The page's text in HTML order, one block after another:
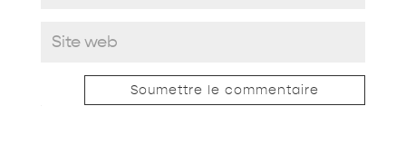
Soumettre le commentaire